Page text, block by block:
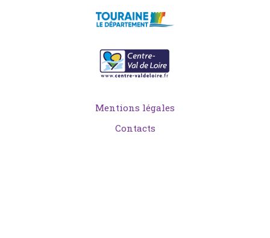
Mentions légales
Contacts